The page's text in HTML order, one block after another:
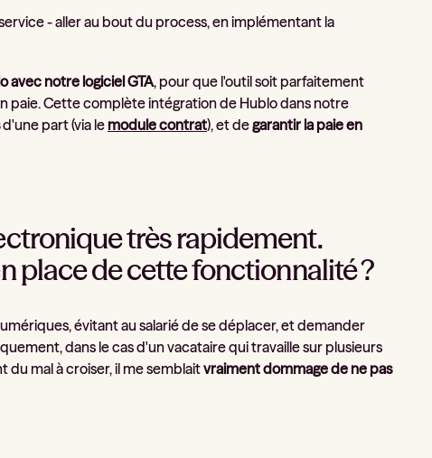
- aller au bout du process, en implémentant la
avec notre logiciel GTA, pour que l'outil soit parfaitement
paie. Cette complète intégration de Hublo dans notre
d'une part (via le module contrat), et degarantir la paie en
très rapidement.
place de cette fonctionnalité ?
évitant au salarié de se déplacer, et demander
dans le cas d'un vacataire qui travaille sur plusieurs
mal à croiser, il me semblaitvraiment dommage de ne pas